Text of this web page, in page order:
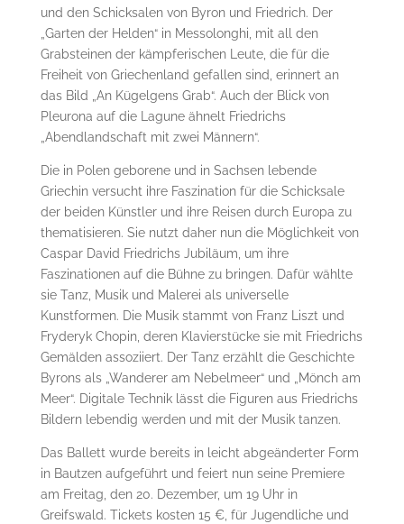
und den Schicksalen von Byron und Friedrich. Der
„Garten der Helden“ in Messolonghi, mit all den
Grabsteinen der kämpferischen Leute, die für die
Freiheit von Griechenland gefallen sind, erinnert an
das Bild „An Kügelgens Grab“. Auch der Blick von
Pleurona auf die Lagune ähnelt Friedrichs
„Abendlandschaft mit zwei Männern“.
Die in Polen geborene und in Sachsen lebende
Griechin versucht ihre Faszination für die Schicksale
der beiden Künstler und ihre Reisen durch Europa zu
thematisieren. Sie nutzt daher nun die Möglichkeit von
Caspar David Friedrichs Jubiläum, um ihre
Faszinationen auf die Bühne zu bringen. Dafür wählte
sie Tanz, Musik und Malerei als universelle
Kunstformen. Die Musik stammt von Franz Liszt und
Fryderyk Chopin, deren Klavierstücke sie mit Friedrichs
Gemälden assoziiert. Der Tanz erzählt die Geschichte
Byrons als „Wanderer am Nebelmeer“ und „Mönch am
Meer“. Digitale Technik lässt die Figuren aus Friedrichs
Bildern lebendig werden und mit der Musik tanzen.
Das Ballett wurde bereits in leicht abgeänderter Form
in Bautzen aufgeführt und feiert nun seine Premiere
am Freitag, den 20. Dezember, um 19 Uhr in
Greifswald. Tickets kosten 15 €, für Jugendliche und